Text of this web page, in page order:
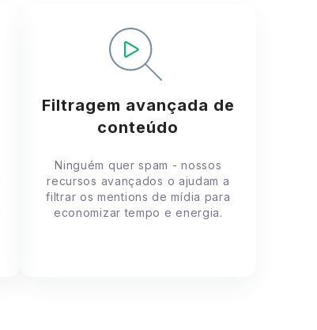
Filtragem avançada de
conteúdo
Ninguém quer spam - nossos
recursos avançados o ajudam a
filtrar os mentions de mídia para
economizar tempo e energia.